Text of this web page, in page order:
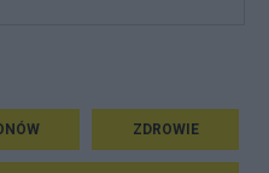
ZDROWIE